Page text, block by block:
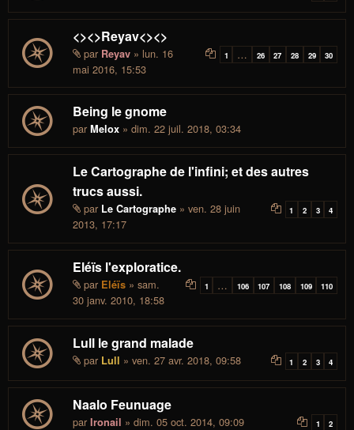
<><>Reyav<><>
1 … 26 27 28 29 30
par Reyav » lun. 16
mai 2016, 15:53
Being le gnome
par Melox » dim. 22 juil. 2018, 03:34
Le Cartographe de l'infini; et des autres
trucs aussi.
1 2 3 4
par Le Cartographe » ven. 28 juin
2013, 17:17
Eléïs l'exploratice.
1 … 106 107 108 109 110
par Eléïs » sam.
30 janv. 2010, 18:58
Lull le grand malade
1 2 3 4
par Lull » ven. 27 avr. 2018, 09:58
Naalo Feunuage
1 2
par Ironail » dim. 05 oct. 2014, 09:09